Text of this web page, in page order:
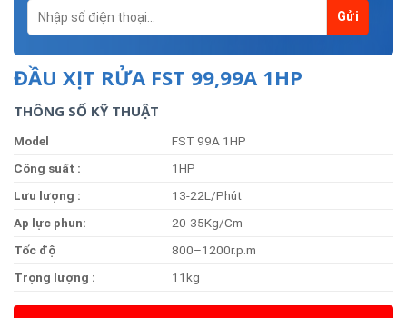
ĐẦU XỊT RỬA FST 99,99A 1HP
THÔNG SỐ KỸ THUẬT
Model
FST 99A 1HP
Công suất :
1HP
Lưu lượng :
13-22L/Phút
Ap lực phun:
20-35Kg/Cm
Tốc độ
800–1200r.p.m
Trọng lượng :
11kg